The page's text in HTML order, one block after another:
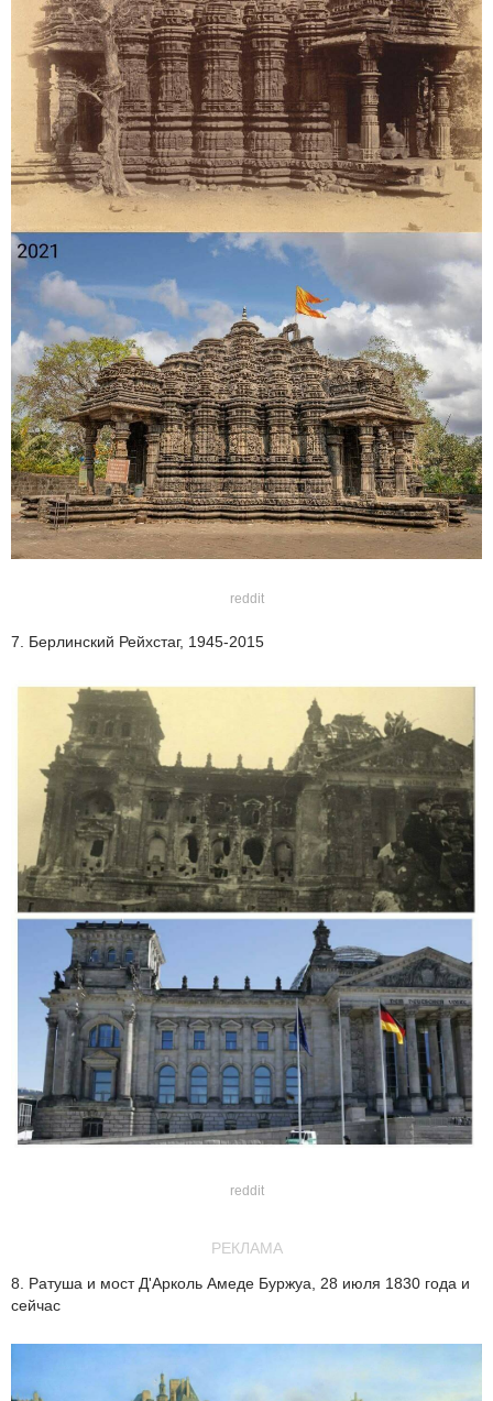
reddit
7. Берлинский Рейхстаг, 1945-2015
reddit
РЕКЛАМА
8. Ратуша и мост Д'Арколь Амеде Буржуа, 28 июля 1830 года и
сейчас